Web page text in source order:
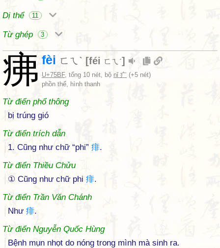
Dị thể 11
Từ ghép 3
疿 fèi ㄈㄟˋ [féi ㄈㄟˊ]
U+75BF, tổng 10 nét, bộ nǐ 疒 (+5 nét)
phồn thể, hình thanh
Từ điển phổ thông
bị trúng gió
Từ điển trích dẫn
1. Cũng như chữ “phi” 痱.
Từ điển Thiều Chửu
① Cũng như chữ phi 痱.
Từ điển Trần Văn Chánh
Như 痱.
Từ điển Nguyễn Quốc Hùng
Bệnh mụn nhọt do nóng trong mình mà sinh ra.